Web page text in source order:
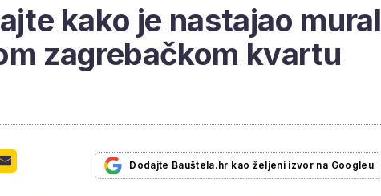
kako je nastajao mural
zagrebačkom kvartu
Dodajte Bauštela.hr kao željeni izvor na Googleu